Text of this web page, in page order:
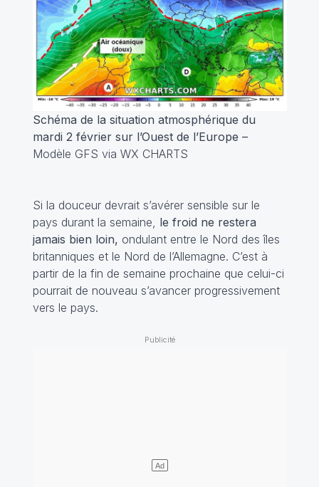
Schéma de la situation atmosphérique du
mardi 2 février sur l’Ouest de l’Europe –
Modèle GFS via WX CHARTS
Si la douceur devrait s’avérer sensible sur le
pays durant la semaine, le froid ne restera
jamais bien loin, ondulant entre le Nord des îles
britanniques et le Nord de l’Allemagne. C’est à
partir de la fin de semaine prochaine que celui-ci
pourrait de nouveau s’avancer progressivement
vers le pays.